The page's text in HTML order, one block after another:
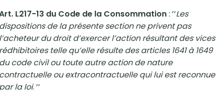
L217-13 du Code de la Consommation: ’’Les
de la présente section ne privent pas
du droit d’exercer l’action résultant des vices
telle qu’elle résulte des articles 1641 à 1649
code civil ou toute autre action de nature
ou extracontractuelle qui lui est reconnue
la loi. ’’